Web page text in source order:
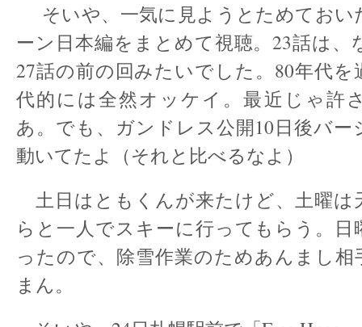
そいや、一気に見ようとためておい
ーン日本編をまとめて視聴。23話は
27話の前の回みたいでした。80年代
代的には全然オッケイ。最近じゃ許
あ。でも、ガンドレス公開10日後バー
動いてたよ（それと比べるなよ）
土日はともくんが来たけど、土曜は
らと一人でスキーに行ってもらう。
ったので、除雪作業のためあんまし相
まん。